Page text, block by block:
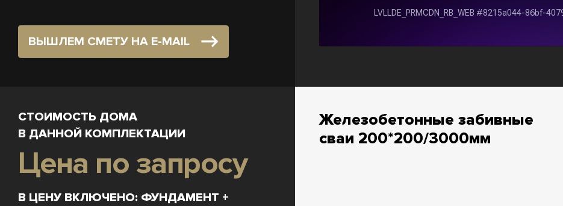
ВЫШЛЕМ СМЕТУ НА E-MAIL
СТОИМОСТЬ ДОМА
В ДАННОЙ КОМПЛЕКТАЦИИ
Цена по запросу
В ЦЕНУ ВКЛЮЧЕНО: ФУНДАМЕНТ +
Железобетонные забивные
сваи 200*200/3000мм